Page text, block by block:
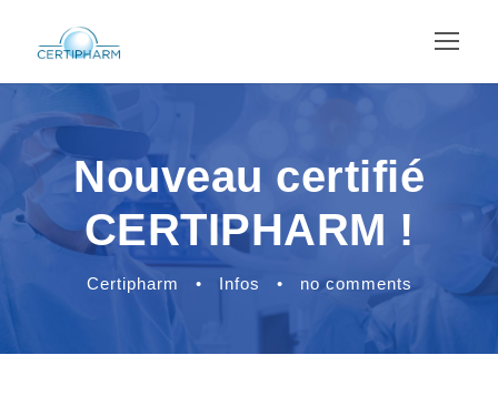
Nouveau certifié
CERTIPHARM !
Certipharm • Infos • no comments